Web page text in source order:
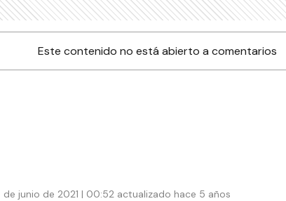
Este contenido no está abierto a comentarios
de junio de 2021 | 00:52 actualizado hace 5 años